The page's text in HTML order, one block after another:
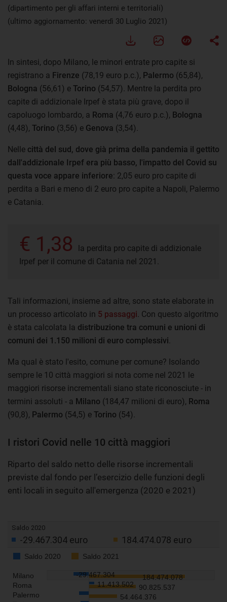
(dipartimento per gli affari interni e territoriali)
(ultimo aggiornamento: venerdì 30 Luglio 2021)
In sintesi, dopo Milano, le minori entrate pro capite si
registrano a Firenze (78,19 euro p.c.), Palermo (65,84),
Bologna (56,61) e Torino (54,57). Mentre la perdita pro
capite di addizionale Irpef è stata più grave, dopo il
capoluogo lombardo, a Roma (4,76 euro p.c.), Bologna
(4,48), Torino (3,56) e Genova (3,54).
Nelle città del sud, dove già prima della pandemia il gettito
dall'addizionale Irpef era più basso, l'impatto del Covid su
questa voce appare inferiore: 2,05 euro pro capite di
perdita a Bari e meno di 2 euro pro capite a Napoli, Palermo
e Catania.
€ 1,38
la perdita pro capite di addizionale
Irpef per il comune di Catania nel 2021.
Tali informazioni, insieme ad altre, sono state elaborate in
un processo articolato in 5 passaggi. Con questo algoritmo
è stata calcolata la distribuzione tra comuni e unioni di
comuni dei 1.150 milioni di euro complessivi.
Ma qual è stato l'esito, comune per comune? Isolando
sempre le 10 città maggiori si nota come nel 2021 le
maggiori risorse incrementali siano state riconosciute - in
termini assoluti - a Milano (184,47 milioni di euro), Roma
(90,8), Palermo (54,5) e Torino (54).
I ristori Covid nelle 10 città maggiori
Riparto del saldo netto delle risorse incrementali
previste dal fondo per l’esercizio delle funzioni degli
enti locali in seguito all'emergenza (2020 e 2021)